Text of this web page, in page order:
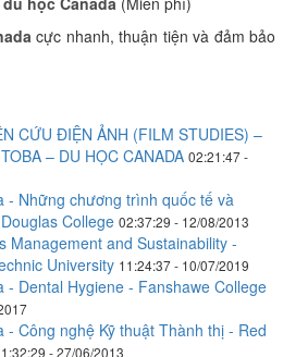
cực nhanh, thuận tiện và đảm bảo
CỨU ĐIỆN ẢNH (FILM STUDIES) –
– DU HỌC CANADA 02:21:47 -
- Những chương trình quốc tế và
College 02:37:29 - 12/08/2013
Management and Sustainability -
University 11:24:37 - 10/07/2019
- Dental Hygiene - Fanshawe College
- Công nghệ Kỹ thuật Thành thị - Red
- 27/06/2013